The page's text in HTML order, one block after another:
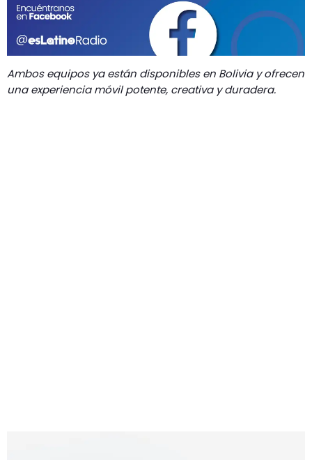
Ambos equipos ya están disponibles en Bolivia y ofrecen
una experiencia móvil potente, creativa y duradera.